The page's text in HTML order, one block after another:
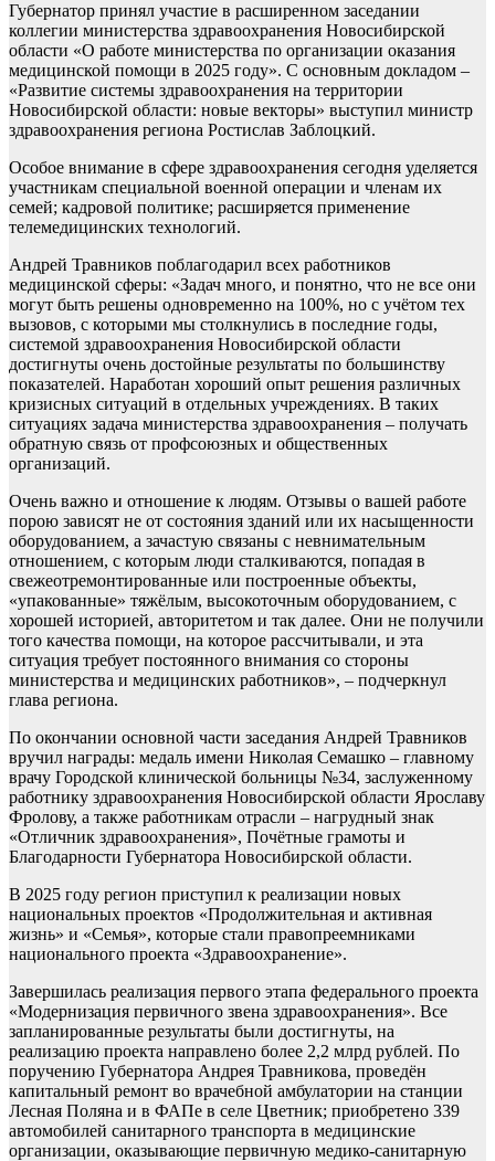
Губернатор принял участие в расширенном заседании
коллегии министерства здравоохранения Новосибирской
области «О работе министерства по организации оказания
медицинской помощи в 2025 году». С основным докладом –
«Развитие системы здравоохранения на территории
Новосибирской области: новые векторы» выступил министр
здравоохранения региона Ростислав Заблоцкий.
Особое внимание в сфере здравоохранения сегодня уделяется
участникам специальной военной операции и членам их
семей; кадровой политике; расширяется применение
телемедицинских технологий.
Андрей Травников поблагодарил всех работников
медицинской сферы: «Задач много, и понятно, что не все они
могут быть решены одновременно на 100%, но с учётом тех
вызовов, с которыми мы столкнулись в последние годы,
системой здравоохранения Новосибирской области
достигнуты очень достойные результаты по большинству
показателей. Наработан хороший опыт решения различных
кризисных ситуаций в отдельных учреждениях. В таких
ситуациях задача министерства здравоохранения – получать
обратную связь от профсоюзных и общественных
организаций.
Очень важно и отношение к людям. Отзывы о вашей работе
порою зависят не от состояния зданий или их насыщенности
оборудованием, а зачастую связаны с невнимательным
отношением, с которым люди сталкиваются, попадая в
свежеотремонтированные или построенные объекты,
«упакованные» тяжёлым, высокоточным оборудованием, с
хорошей историей, авторитетом и так далее. Они не получили
того качества помощи, на которое рассчитывали, и эта
ситуация требует постоянного внимания со стороны
министерства и медицинских работников», – подчеркнул
глава региона.
По окончании основной части заседания Андрей Травников
вручил награды: медаль имени Николая Семашко – главному
врачу Городской клинической больницы №34, заслуженному
работнику здравоохранения Новосибирской области Ярославу
Фролову, а также работникам отрасли – нагрудный знак
«Отличник здравоохранения», Почётные грамоты и
Благодарности Губернатора Новосибирской области.
В 2025 году регион приступил к реализации новых
национальных проектов «Продолжительная и активная
жизнь» и «Семья», которые стали правопреемниками
национального проекта «Здравоохранение».
Завершилась реализация первого этапа федерального проекта
«Модернизация первичного звена здравоохранения». Все
запланированные результаты были достигнуты, на
реализацию проекта направлено более 2,2 млрд рублей. По
поручению Губернатора Андрея Травникова, проведён
капитальный ремонт во врачебной амбулатории на станции
Лесная Поляна и в ФАПе в селе Цветник; приобретено 339
автомобилей санитарного транспорта в медицинские
организации, оказывающие первичную медико-санитарную